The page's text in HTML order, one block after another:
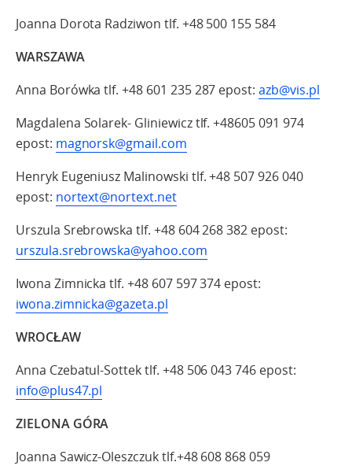
Joanna Dorota Radziwon tlf. +48 500 155 584
WARSZAWA
Anna Borówka tlf. +48 601 235 287 epost:azb@vis.pl
Magdalena Solarek- Gliniewicz tlf. +48605 091 974
epost: magnorsk@gmail.com
Henryk Eugeniusz Malinowski tlf. +48 507 926 040
epost: nortext@nortext.net
Urszula Srebrowska tlf. +48 604 268 382 epost:
urszula.srebrowska@yahoo.com
Iwona Zimnicka tlf. +48 607 597 374 epost:
iwona.zimnicka@gazeta.pl
WROCŁAW
Anna Czebatul-Sottek tlf. +48 506 043 746 epost:
info@plus47.pl
ZIELONA GÓRA
Joanna Sawicz-Oleszczuk tlf.+48 608 868 059